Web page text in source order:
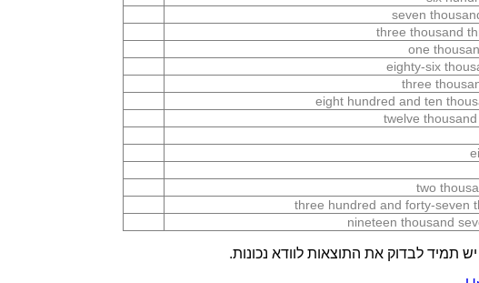
seven
three thousand
one
eighty-six
three
eight hundred and ten
twelve
two
three hundred and forty-seven
nineteen thousand
תמיד לבדוק את התוצאות לוודא נכונות.